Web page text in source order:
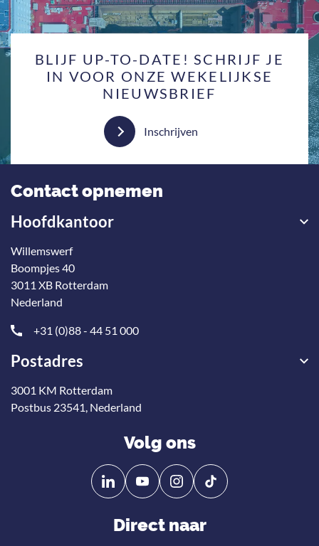
BLIJF UP-TO-DATE! SCHRIJF JE
IN VOOR ONZE WEKELIJKSE
NIEUWSBRIEF
Inschrijven
Contact opnemen
Hoofdkantoor
Willemswerf
Boompjes 40
3011 XB Rotterdam
Nederland
+31 (0)88 - 44 51 000
Postadres
3001 KM Rotterdam
Postbus 23541, Nederland
Volg ons
Volg
ons
Linkedin
Volg
ons
YouTube
Direct naar